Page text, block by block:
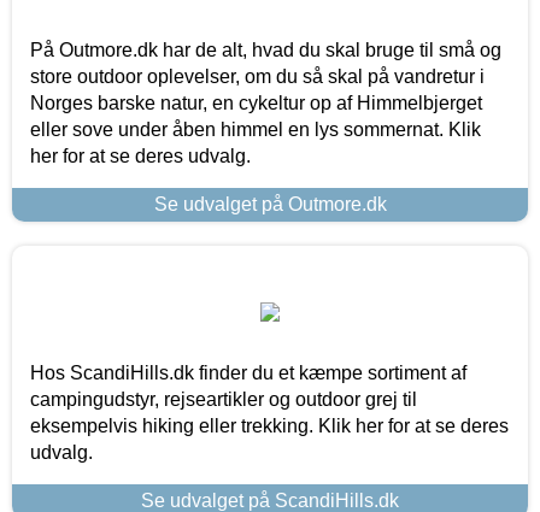
På Outmore.dk har de alt, hvad du skal bruge til små og
store outdoor oplevelser, om du så skal på vandretur i
Norges barske natur, en cykeltur op af Himmelbjerget
eller sove under åben himmel en lys sommernat. Klik
her for at se deres udvalg.
Se udvalget på Outmore.dk
Hos ScandiHills.dk finder du et kæmpe sortiment af
campingudstyr, rejseartikler og outdoor grej til
eksempelvis hiking eller trekking. Klik her for at se deres
udvalg.
Se udvalget på ScandiHills.dk